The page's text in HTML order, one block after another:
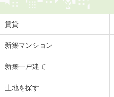
賃貸
新築マンション
新築一戸建て
土地を探す